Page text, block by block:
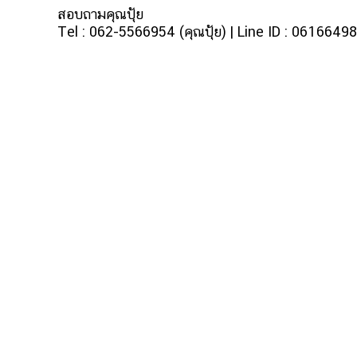
สอบถามคุณปุ้ย
Tel : 062-5566954 (คุณปุ้ย) | Line ID :